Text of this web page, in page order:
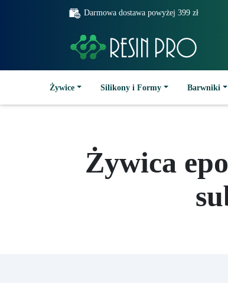
Darmowa dostawa powyżej 399 zł
Żywice Silikony i Formy Barwniki
Żywica